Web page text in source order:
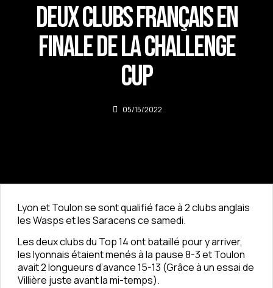
Deux clubs français en
finale de la Challenge
cup
05/15/2022
Lyon et Toulon se sont qualifié face à 2 clubs anglais
les Wasps et les Saracens ce samedi.
Les deux clubs du Top 14 ont bataillé pour y arriver,
les lyonnais étaient menés à la pause 8-3 et Toulon
avait 2 longueurs d’avance 15-13 (Grâce à un essai de
Villière juste avant la mi-temps).